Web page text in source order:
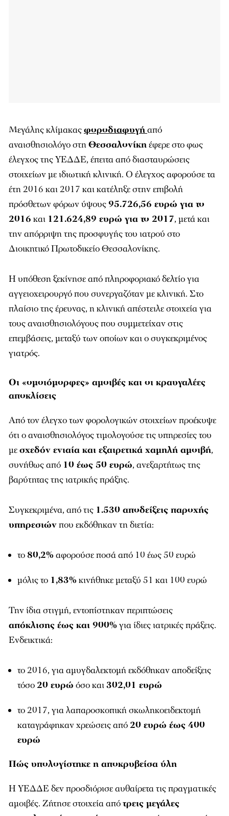
Μεγάλης κλίμακαςφοροδιαφυγήαπό
αναισθησιολόγο στηΘεσσαλονίκηέφερε στο φως
έλεγχος τηςΥΕΔΔΕ, έπειτα από διασταυρώσεις
στοιχείων με ιδιωτική κλινική. Ο έλεγχος αφορούσε τα
έτη 2016 και 2017 και κατέληξε στην επιβολή
πρόσθετων φόρων ύψους95.726,56 ευρώ για το
2016 και 121.624,89 ευρώ για το 2017, μετά και
την απόρριψη της προσφυγής του ιατρού στο
Διοικητικό Πρωτοδικείο Θεσσαλονίκης.
Η υπόθεση ξεκίνησε από πληροφοριακό δελτίο για
αγγειοχειρουργό που συνεργαζόταν με κλινική. Στο
πλαίσιο της έρευνας, η κλινική απέστειλε στοιχεία για
τους αναισθησιολόγους που συμμετείχαν στις
επεμβάσεις, μεταξύ των οποίων και ο συγκεκριμένος
γιατρός.
Οι «ομοιόμορφες» αμοιβές και οι κραυγαλέες
αποκλίσεις
Από τον έλεγχο των φορολογικών στοιχείων προέκυψε
ότι ο αναισθησιολόγος τιμολογούσε τις υπηρεσίες του
μεσχεδόν ενιαία και εξαιρετικά χαμηλή αμοιβή,
συνήθως από 10 έως 50 ευρώ, ανεξαρτήτως της
βαρύτητας της ιατρικής πράξης.
Συγκεκριμένα, από τις 1.530 αποδείξεις παροχής
υπηρεσιώνπου εκδόθηκαν τη διετία:
το 80,2% αφορούσε ποσά από 10 έως 50 ευρώ
μόλις το 1,83% κινήθηκε μεταξύ 51 και 100 ευρώ
Την ίδια στιγμή, εντοπίστηκαν περιπτώσεις
απόκλισης έως και 900% για ίδιες ιατρικές πράξεις.
Ενδεικτικά:
το 2016, για αμυγδαλεκτομή εκδόθηκαν αποδείξεις
τόσο20 ευρώ όσο και302,01 ευρώ
το 2017, για λαπαροσκοπική σκωληκοειδεκτομή
καταγράφηκαν χρεώσεις από20 ευρώ έως 400
ευρώ
Πώς υπολογίστηκε η αποκρυβείσα ύλη
Η ΥΕΔΔΕ δεν προσδιόρισε αυθαίρετα τις πραγματικές
αμοιβές. Ζήτησε στοιχεία απότρεις μεγάλες